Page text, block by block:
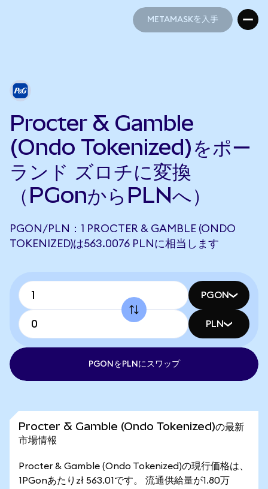
METAMASKを入手
Procter & Gamble
(Ondo Tokenized)をポー
ランド ズロチに変換
（PGonからPLNへ）
PGON/PLN：1 PROCTER & GAMBLE (ONDO
TOKENIZED)は563.0076 PLNに相当します
PGON
PLN
PGONをPLNにスワップ
Procter & Gamble (Ondo Tokenized)の最新
市場情報
Procter & Gamble (Ondo Tokenized)の現行価格は、
1PGonあたりzł 563.01です。 流通供給量が1.80万